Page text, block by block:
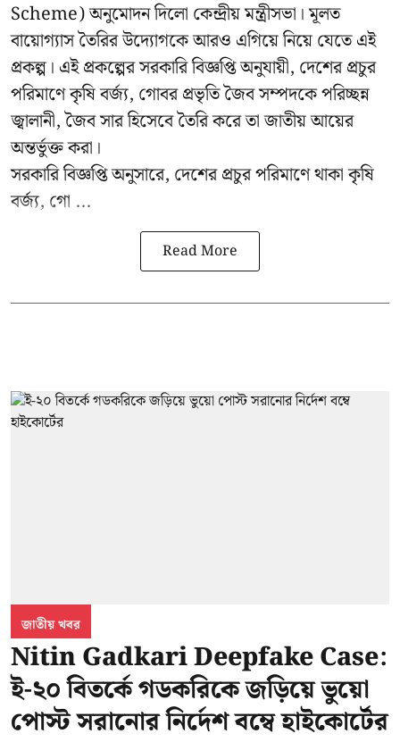
Scheme) অনুমোদন দিলো কেন্দ্রীয় মন্ত্রীসভা। মূলত
বায়োগ্যাস তৈরির উদ্যোগকে আরও এগিয়ে নিয়ে যেতে এই
প্রকল্প। এই প্রকল্পের সরকারি বিজ্ঞপ্তি অনুযায়ী, দেশের প্রচুর
পরিমাণে কৃষি বর্জ্য, গোবর প্রভৃতি জৈব সম্পদকে পরিচ্ছন্ন
জ্বালানী, জৈব সার হিসেবে তৈরি করে তা জাতীয় আয়ের
অন্তর্ভুক্ত করা।
সরকারি বিজ্ঞপ্তি অনুসারে, দেশের প্রচুর পরিমাণে থাকা কৃষি
বর্জ্য, গো ...
Read More
জাতীয় খবর
Nitin Gadkari Deepfake Case:
ই-২০ বিতর্কে গডকরিকে জড়িয়ে ভুয়ো
পোস্ট সরানোর নির্দেশ বম্বে হাইকোর্টের